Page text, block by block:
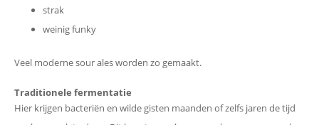
strak
weinig funky
Veel moderne sour ales worden zo gemaakt.
Traditionele fermentatie
Hier krijgen bacteriën en wilde gisten maanden of zelfs jaren de tijd